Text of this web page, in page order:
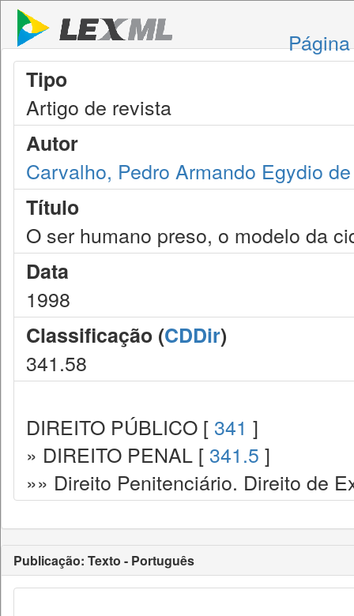
Tipo
Artigo de revista
Autor
Carvalho, Pedro Armando Egydio de
Título
O ser humano preso, o modelo da
Data
1998
Classificação (CDDir)
341.58
DIREITO PÚBLICO [ 341 ]
» DIREITO PENAL [ 341.5 ]
»» Direito Penitenciário. Direito de
Publicação: Texto - Português